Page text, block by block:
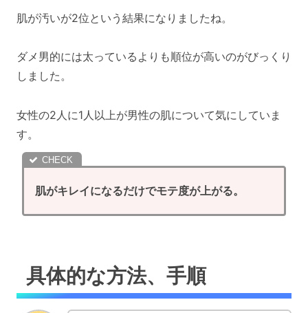
肌が汚いが2位という結果になりましたね。
ダメ男的には太っているよりも順位が高いのがびっくり
しました。
女性の2人に1人以上が男性の肌について気にしていま
す。
肌がキレイになるだけでモテ度が上がる。
具体的な方法、手順